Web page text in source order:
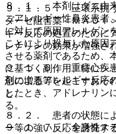
９．１．５． 三環系抗
ダーゼ阻害薬＜ＭＡＯＩ
ギー反応の処置のために
レナリンの効果が増強さ
９．１．６． 重症心疾
剤によるアレルギー反応
したとき、アドレナリン
る。
９．１．７． 全身性ス
８．１． 本剤はダニ由
ニアレルギー性鼻炎患者
に対して原因アレルゲン
ことにより投与した原因
させる薬剤であるため、
に基づく副作用、特にシ
息の増悪等を起こすおそ
と。
８．２． 患者の状態に
ー等の強い反応を誘発す